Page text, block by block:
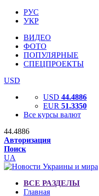
РУС
УКР
ВИДЕО
ФОТО
ПОПУЛЯРНЫЕ
СПЕЦПРОЕКТЫ
USD
USD 44.4886
EUR 51.3350
Все курсы валют
44.4886
Авторизация
Поиск
UA
ВСЕ РАЗДЕЛЫ
Главная